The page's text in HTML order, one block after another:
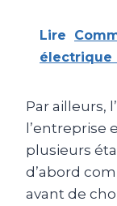
Lire
électrique
Par ailleurs,
l’entreprise
plusieurs
d’abord
avant de